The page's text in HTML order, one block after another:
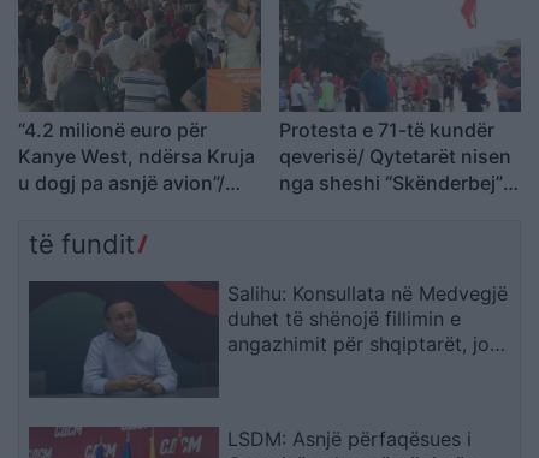
“4.2 milionë euro për
Kanye West, ndërsa Kruja
u dogj pa asnjë avion”/
Na detyruan të
largoheshim, por po
rikthehemi për ta
çrrënjosur këtë politikë
Protesta e 71-të kundër
qeverisë/ Qytetarët nisen
nga sheshi “Skënderbej”
të fundit
Salihu: Konsullata në Medvegjë
duhet të shënojë fillimin e
angazhimit për shqiptarët, jo
LSDM: Asnjë përfaqësues i